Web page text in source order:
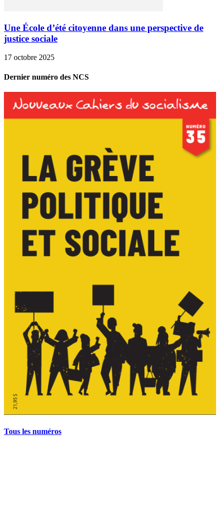
Une École d’été citoyenne dans une perspective de
justice sociale
17 octobre 2025
Dernier numéro des NCS
Tous les numéros